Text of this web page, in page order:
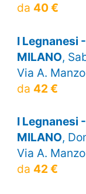
da 40 €
I Legnanesi
MILANO,
Via A.
da 42 €
I Legnanesi
MILANO,
Via A.
da 42 €